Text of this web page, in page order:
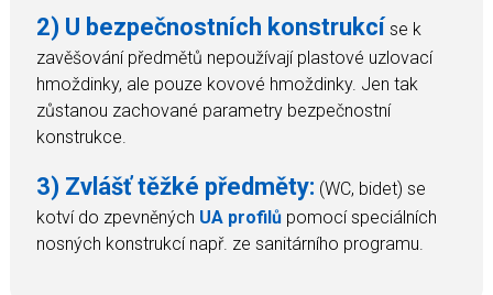
2) U bezpečnostních konstrukcí se k
zavěšování předmětů nepoužívají plastové uzlovací
hmoždinky, ale pouze kovové hmoždinky. Jen tak
zůstanou zachované parametry bezpečnostní
konstrukce.
3) Zvlášť těžké předměty: (WC, bidet) se
kotví do zpevněných UA profilů pomocí speciálních
nosných konstrukcí např. ze sanitárního programu.